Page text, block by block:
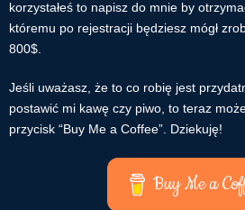
korzystałeś to napisz do mnie by
któremu po rejestracji będziesz mógł
800$.
Jeśli uważasz, że to co robię jest
postawić mi kawę czy piwo, to teraz
przycisk “Buy Me a Coffee”. Dziekuję!
Buy Me a